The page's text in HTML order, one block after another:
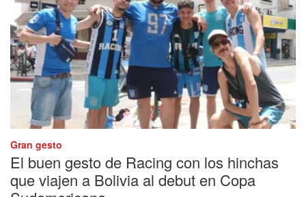
Gran gesto
El buen gesto de Racing con los hinchas
que viajen a Bolivia al debut en Copa